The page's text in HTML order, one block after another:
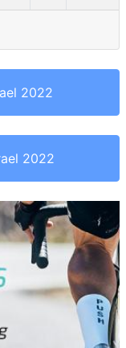
2022
2022